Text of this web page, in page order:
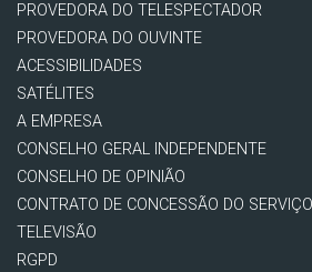
PROVEDORA DO TELESPECTADOR
PROVEDORA DO OUVINTE
ACESSIBILIDADES
SATÉLITES
A EMPRESA
CONSELHO GERAL INDEPENDENTE
CONSELHO DE OPINIÃO
CONTRATO DE CONCESSÃO DO
TELEVISÃO
RGPD